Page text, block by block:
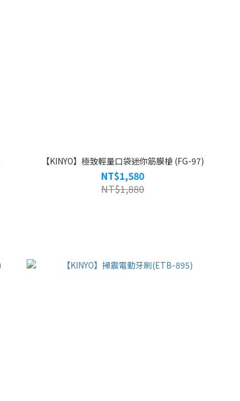
【KINYO】極致輕量口袋迷你筋膜槍 (FG-97)
NT$1,580
NT$1,880